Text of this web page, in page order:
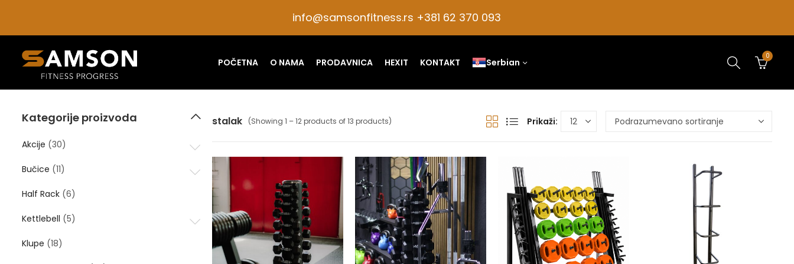
info@samsonfitness.rs +381 62 370 093
POČETNA O NAMA PRODAVNICA HEXIT KONTAKT Serbian
0
stalak (Showing 1 – 12 products of 13 products) Prikaži:
Kategorije proizvoda
Akcije (30)
Bučice (11)
Half Rack (6)
Kettlebell (5)
Klupe (18)